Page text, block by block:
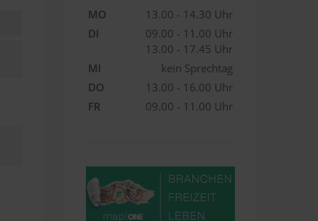
MO
13.00 - 14.30 Uhr
DI
09.00 - 11.00 Uhr
13.00 - 17.45 Uhr
MI
kein Sprechtag
DO
13.00 - 16.00 Uhr
FR
09.00 - 11.00 Uhr